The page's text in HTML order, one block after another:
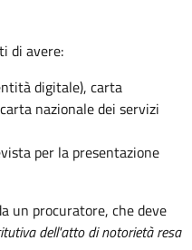
di avere:
digitale), carta
nazionale dei servizi
per la presentazione
un procuratore, che deve
dell'atto di notorietà resa